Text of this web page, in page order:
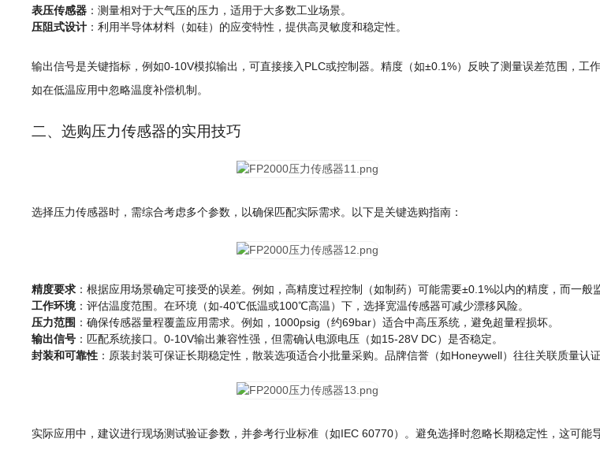
表压传感器 ：测量相对于大气压的压力，适用于大多数工业场景。
压阻式设计 ：利用半导体材料（如硅）的应变特性，提供高灵敏度和稳定性。
输出信号是关键指标，例如0-10V模拟输出，可直接接入PLC或控制器。精度（如±0.1%）反映了测量误差范围，
如在低温应用中忽略温度补偿机制。
二、选购压力传感器的实用技巧
选择压力传感器时，需综合考虑多个参数，以确保匹配实际需求。以下是关键选购指南：
精度要求 ：根据应用场景确定可接受的误差。例如，高精度过程控制（如制药）可能需要±0.1%以内的精度，而一般
工作环境：评估温度范围。在环境（如-40℃低温或100℃高温）下，选择宽温传感器可减少漂移风险。
压力范围 ：确保传感器量程覆盖应用需求。例如，1000psig（约69bar）适合中高压系统，避免超量程损坏。
输出信号 ：匹配系统接口。0-10V输出兼容性强，但需确认电源电压（如15-28V DC）是否稳定。
封装和可靠性 ：原装封装可保证长期稳定性，散装选项适合小批量采购。品牌信誉（如Honeywell）往往关联质量认证
实际应用中，建议进行现场测试验证参数，并参考行业标准（如IEC 60770）。避免选择时忽略长期稳定性，这可能